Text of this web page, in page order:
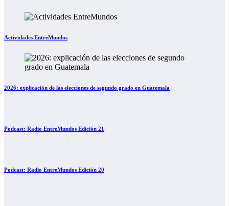
Actividades EntreMundos
2026: explicación de las elecciones de segundo grado en Guatemala
Podcast: Radio EntreMundos Edición 21
Podcast: Radio EntreMundos Edición 20